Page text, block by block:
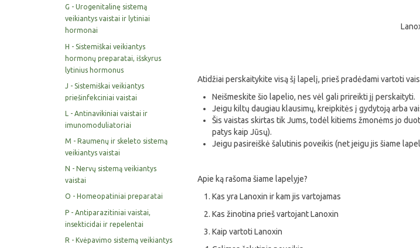
G - Urogenitalinę sistemą
veikiantys vaistai ir lytiniai
hormonai
H - Sistemiškai veikiantys
hormonų preparatai, išskyrus
lytinius hormonus
J - Sistemiškai veikiantys
priešinfekciniai vaistai
L - Antinavikiniai vaistai ir
imunomoduliatoriai
M - Raumenų ir skeleto sistemą
veikiantys vaistai
N - Nervų sistemą veikiantys
vaistai
O - Homeopatiniai preparatai
P - Antiparazitiniai vaistai,
insekticidai ir repelentai
R - Kvėpavimo sistemą veikiantys
Atidžiai perskaitykite visą šį lapelį, prieš pradėdami vartoti
Neišmeskite šio lapelio, nes vėl gali prireikti jį perskaityti.
Jeigu kiltų daugiau klausimų, kreipkitės į gydytoją arba
Šis vaistas skirtas tik Jums, todėl kitiems žmonėms jo
patys kaip Jūsų).
Jeigu pasireiškė šalutinis poveikis (net jeigu jis šiame
Apie ką rašoma šiame lapelyje?
Kas yra Lanoxin ir kam jis vartojamas
Kas žinotina prieš vartojant Lanoxin
Kaip vartoti Lanoxin